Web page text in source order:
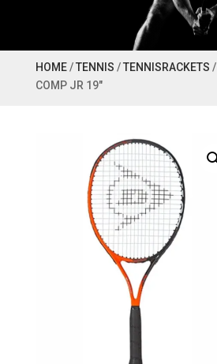
HOME/TENNIS /TENNISRACKETS /
COMP JR 19″